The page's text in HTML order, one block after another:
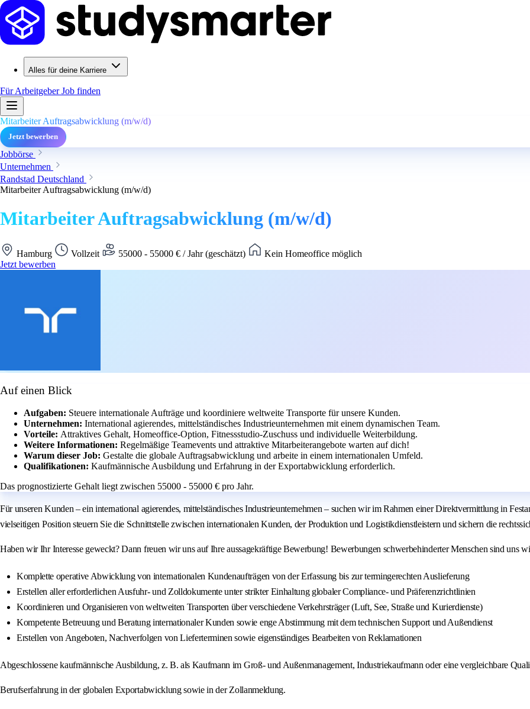
Alles für deine Karriere
Für ArbeitgeberJob finden
Mitarbeiter Auftragsabwicklung (m/w/d)
Jetzt bewerben
Jobbörse
Unternehmen
Randstad Deutschland
Mitarbeiter Auftragsabwicklung (m/w/d)
Mitarbeiter Auftragsabwicklung (m/w/d)
Hamburg Vollzeit 55000 - 55000 € / Jahr (geschätzt)
Kein Homeoffice möglich
Jetzt bewerben
Auf einen Blick
Aufgaben: Steuere internationale Aufträge und koordiniere weltweite Transporte für unsere Kunden.
Unternehmen: International agierendes, mittelständisches Industrieunternehmen mit einem dynamischen Team.
Vorteile: Attraktives Gehalt, Homeoffice-Option, Fitnessstudio-Zuschuss und individuelle Weiterbildung.
Weitere Informationen: Regelmäßige Teamevents und attraktive Mitarbeiterangebote warten auf dich!
Warum dieser Job: Gestalte die globale Auftragsabwicklung und arbeite in einem internationalen Umfeld.
Qualifikationen: Kaufmännische Ausbildung und Erfahrung in der Exportabwicklung erforderlich.
Das prognostizierte Gehalt liegt zwischen 55000 - 55000 € pro Jahr.
Für unseren Kunden – ein international agierendes, mittelständisches Industrieunternehmen – suchen wir im Rahmen einer Direktvermittlung in
vielseitigen Position steuern Sie die Schnittstelle zwischen internationalen Kunden, der Produktion und Logistikdienstleistern und sichern die
Haben wir Ihr Interesse geweckt? Dann freuen wir uns auf Ihre aussagekräftige Bewerbung! Bewerbungen schwerbehinderter Menschen sind uns
Komplette operative Abwicklung von internationalen Kundenaufträgen von der Erfassung bis zur termingerechten Auslieferung
Erstellen aller erforderlichen Ausfuhr- und Zolldokumente unter strikter Einhaltung globaler Compliance- und Präferenzrichtlinien
Koordinieren und Organisieren von weltweiten Transporten über verschiedene Verkehrsträger (Luft, See, Straße und Kurierdienste)
Kompetente Betreuung und Beratung internationaler Kunden sowie enge Abstimmung mit dem technischen Support und Außendienst
Erstellen von Angeboten, Nachverfolgen von Lieferterminen sowie eigenständiges Bearbeiten von Reklamationen
Abgeschlossene kaufmännische Ausbildung, z. B. als Kaufmann im Groß- und Außenmanagement, Industriekaufmann oder eine vergleichbare
Berufserfahrung in der globalen Exportabwicklung sowie in der Zollanmeldung.